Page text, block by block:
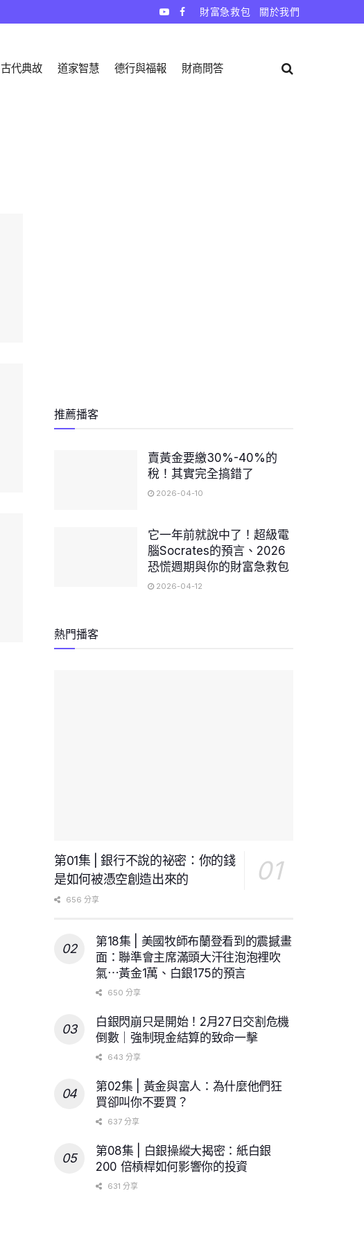
財富急救包 關於我們
古代典故 道家智慧 德行與福報 財商問答
推薦播客
賣黃金要繳30%-40%的
稅！其實完全搞錯了
2026-04-10
它一年前就說中了！超級電
腦Socrates的預言、2026
恐慌週期與你的財富急救包
2026-04-12
熱門播客
第01集 | 銀行不說的祕密：你的錢
是如何被憑空創造出來的
656 分享
第18集 | 美國牧師布蘭登看到的震撼畫
面：聯準會主席滿頭大汗往泡泡裡吹
氣⋯黃金1萬、白銀175的預言
650 分享
白銀閃崩只是開始！2月27日交割危機
倒數｜強制現金結算的致命一擊
643 分享
第02集 | 黃金與富人：為什麼他們狂
買卻叫你不要買？
637 分享
第08集 | 白銀操縱大揭密：紙白銀
200 倍槓桿如何影響你的投資
631 分享